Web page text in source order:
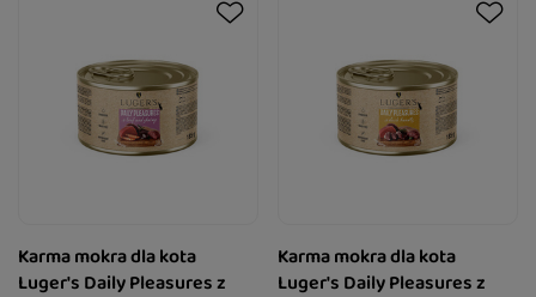
Karma mokra dla kota
Luger's Daily Pleasures z
Karma mokra dla kota
Luger's Daily Pleasures z